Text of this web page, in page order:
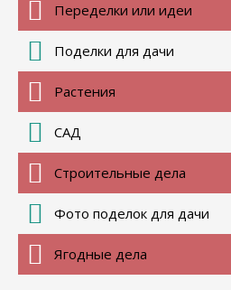
Переделки или идеи
Поделки для дачи
Растения
САД
Строительные дела
Фото поделок для дачи
Ягодные дела